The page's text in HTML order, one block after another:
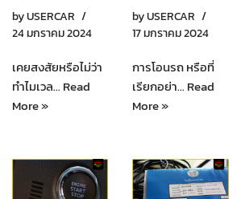
byUSERCAR
24 มกราคม 2024
เคยสงสัยหรือไม่ว่า
ทำไมเวล… Read
More »
byUSERCAR
17 มกราคม 2024
การโอนรถ หรือที่
เรียกอย่า… Read
More »